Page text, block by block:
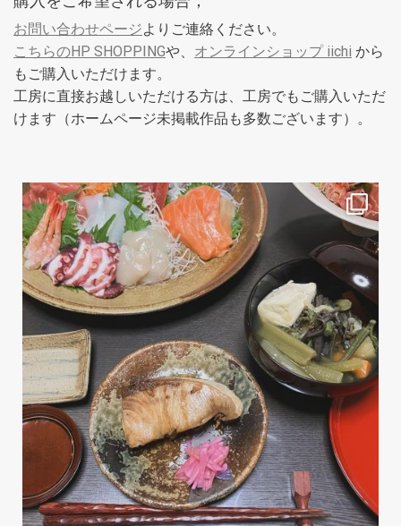
お問い合わせページよりご連絡ください。
こちらのHP SHOPPINGや、 オンラインショップ iichi から
もご購入いただけます。
工房に直接お越しいただける方は、工房でもご購入いただ
けます（ホームページ未掲載作品も多数ございます）。